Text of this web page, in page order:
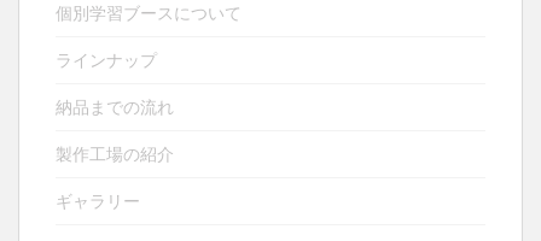
個別学習ブースについて
ラインナップ
納品までの流れ
製作工場の紹介
ギャラリー